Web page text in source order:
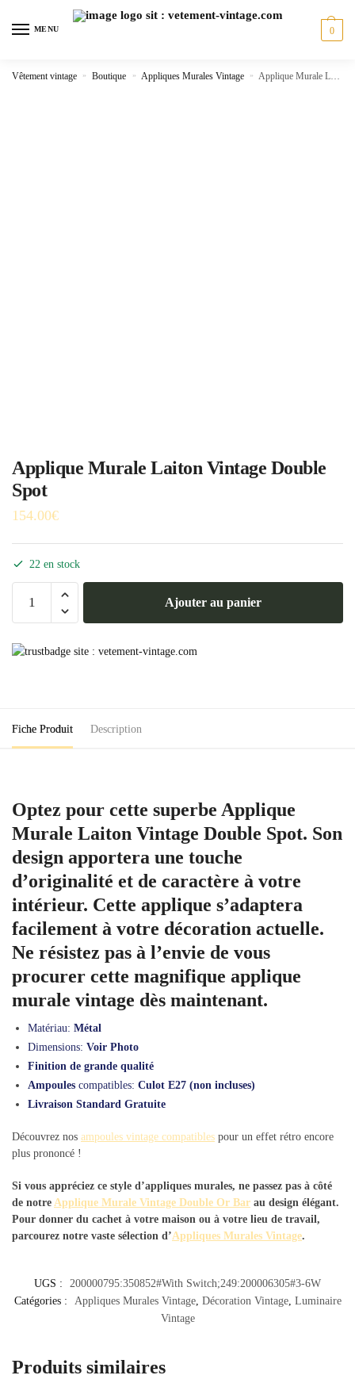
MENU 0
Vêtement vintage » Boutique » Appliques Murales Vintage » Applique Murale Laiton Vintage Double Spot
Applique Murale Laiton Vintage Double
Spot
154.00€
22 en stock
Murale
Spot
Ajouter au panier
Fiche Produit Description
Optez pour cette superbe Applique
Murale Laiton Vintage Double Spot. Son
design apportera une touche
d’originalité et de caractère à votre
intérieur. Cette applique s’adaptera
facilement à votre décoration actuelle.
Ne résistez pas à l’envie de vous
procurer cette magnifique applique
murale vintage dès maintenant.
Matériau: Métal
Dimensions: Voir Photo
Finition de grande qualité
Ampoules compatibles: Culot E27 (non incluses)
Livraison Standard Gratuite
Découvrez nos ampoules vintage compatibles pour un effet rétro encore
plus prononcé !
Si vous appréciez ce style d’appliques murales, ne passez pas à côté
de notre Applique Murale Vintage Double Or Bar au design élégant.
Pour donner du cachet à votre maison ou à votre lieu de travail,
parcourez notre vaste sélection d’Appliques Murales Vintage.
UGS :
200000795:350852#With Switch;249:200006305#3-6W
Catégories :
Appliques Murales Vintage, Décoration Vintage, Luminaire
Vintage
Produits similaires